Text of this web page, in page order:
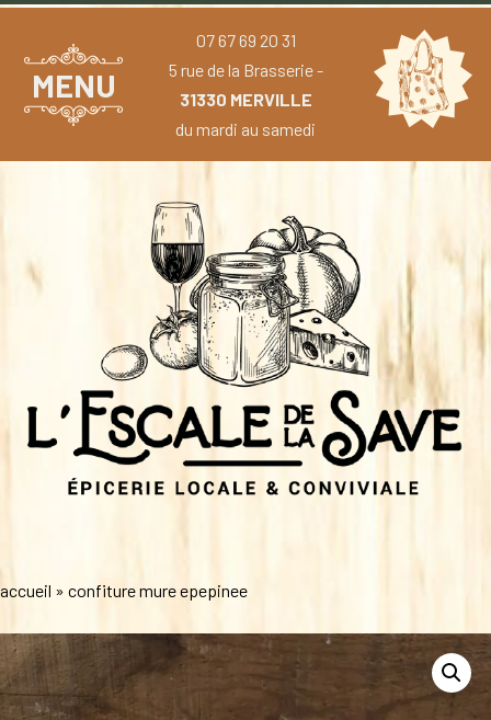
MENU
07 67 69 20 31
5 rue de la Brasserie -
31330 MERVILLE
du mardi au samedi
accueil » confiture mure epepinee